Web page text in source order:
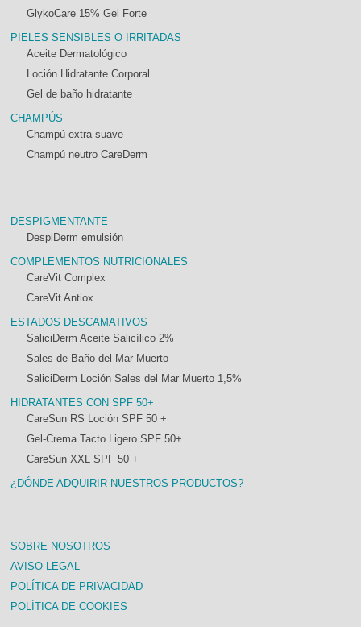
GlykoCare 15% Gel Forte
PIELES SENSIBLES O IRRITADAS
Aceite Dermatológico
Loción Hidratante Corporal
Gel de baño hidratante
CHAMPÚS
Champú extra suave
Champú neutro CareDerm
DESPIGMENTANTE
DespiDerm emulsión
COMPLEMENTOS NUTRICIONALES
CareVit Complex
CareVit Antiox
ESTADOS DESCAMATIVOS
SaliciDerm Aceite Salicílico 2%
Sales de Baño del Mar Muerto
SaliciDerm Loción Sales del Mar Muerto 1,5%
HIDRATANTES CON SPF 50+
CareSun RS Loción SPF 50 +
Gel-Crema Tacto Ligero SPF 50+
CareSun XXL SPF 50 +
¿DÓNDE ADQUIRIR NUESTROS PRODUCTOS?
SOBRE NOSOTROS
AVISO LEGAL
POLÍTICA DE PRIVACIDAD
POLÍTICA DE COOKIES